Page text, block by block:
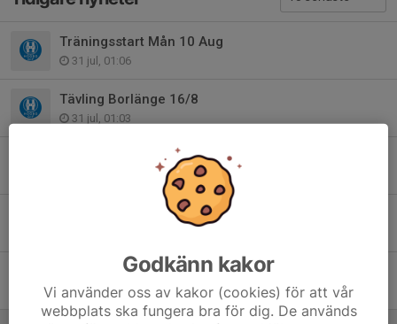
Träningsstart Mån 10 Aug
31 jul, 01:06
Tävling Borlänge 16/8
31 jul, 01:03
Extra träning Ons 29/7
Sommaruppehåll för Lilla gruppen också
Sommaruppehåll stora gruppen!
29 jun, 11:35
Godkänn kakor
Vi använder oss av kakor (cookies) för att vår
webbplats ska fungera bra för dig. De används